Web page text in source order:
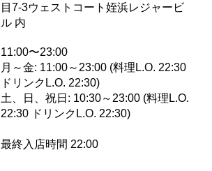
目7-3ウェストコート姪浜レジャービ
ル 内
11:00〜23:00
月～金: 11:00～23:00 (料理L.O. 22:30
ドリンクL.O. 22:30)
土、日、祝日: 10:30～23:00 (料理L.O.
22:30 ドリンクL.O. 22:30)
最終入店時間 22:00